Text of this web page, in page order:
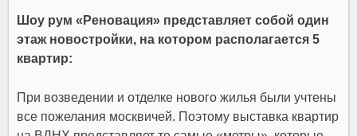
Шоу рум «Реновация» представляет собой один
этаж новостройки, на котором располагается 5
квартир:
При возведении и отделке нового жилья были учтены
все пожелания москвичей. Поэтому выставка квартир